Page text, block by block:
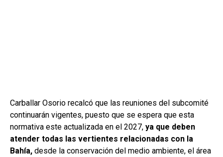
Carballar Osorio recalcó que las reuniones del subcomité
continuarán vigentes, puesto que se espera que esta
normativa este actualizada en el 2027, ya que deben
atender todas las vertientes relacionadas con la
Bahía, desde la conservación del medio ambiente, el área